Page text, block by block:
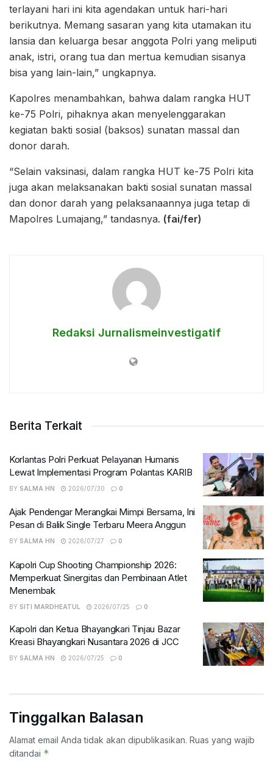
terlayani hari ini kita agendakan untuk hari-hari
berikutnya. Memang sasaran yang kita utamakan itu
lansia dan keluarga besar anggota Polri yang meliputi
anak, istri, orang tua dan mertua kemudian sisanya
bisa yang lain-lain,” ungkapnya.
Kapolres menambahkan, bahwa dalam rangka HUT
ke-75 Polri, pihaknya akan menyelenggarakan
kegiatan bakti sosial (baksos) sunatan massal dan
donor darah.
“Selain vaksinasi, dalam rangka HUT ke-75 Polri kita
juga akan melaksanakan bakti sosial sunatan massal
dan donor darah yang pelaksanaannya juga tetap di
Mapolres Lumajang,” tandasnya. (fai/fer)
Redaksi Jurnalismeinvestigatif
Berita Terkait
Korlantas Polri Perkuat Pelayanan Humanis
Lewat Implementasi Program Polantas KARIB
BY SALMA HN 2026/07/30 0
Ajak Pendengar Merangkai Mimpi Bersama, Ini
Pesan di Balik Single Terbaru Meera Anggun
BY SALMA HN 2026/07/27 0
Kapolri Cup Shooting Championship 2026:
Memperkuat Sinergitas dan Pembinaan Atlet
Menembak
BY SITI MARDHEATUL 2026/07/25 0
Kapolri dan Ketua Bhayangkari Tinjau Bazar
Kreasi Bhayangkari Nusantara 2026 di JCC
BY SALMA HN 2026/07/25 0
Tinggalkan Balasan
Alamat email Anda tidak akan dipublikasikan. Ruas yang wajib
ditandai *